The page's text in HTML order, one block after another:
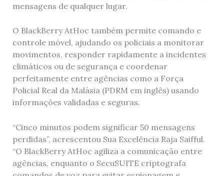
mensagens de qualquer lugar.
O BlackBerry AtHoc também permite comando e
controle móvel, ajudando os policiais a monitorar
movimentos, responder rapidamente a incidentes
climáticos ou de segurança e coordenar
perfeitamente entre agências como a Força
Policial Real da Malásia (PDRM em inglês) usando
informações validadas e seguras.
“Cinco minutos podem significar 50 mensagens
perdidas”, acrescentou Sua Excelência Raja Saifful.
“O BlackBerry AtHoc agiliza a comunicação entre
agências, enquanto o SecuSUITE criptografa